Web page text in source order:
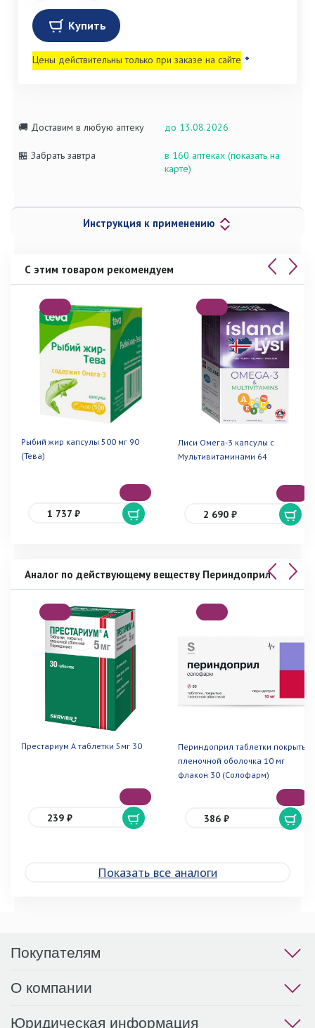
Купить
Цены действительны только при заказе на сайте *
🚚 Доставим в любую аптеку до 13.08.2026
🏪 Забрать завтра
в 160 аптеках (показать на
карте)
Инструкция к применению
С этим товаром рекомендуем
Рыбий жир капсулы 500 мг 90
(Тева)
1 737 ₽
Лиси Омега-3 капсулы с
Мультивитаминами 64
2 690 ₽
Аналог по действующему веществу Периндоприл
Престариум А таблетки 5мг 30
239 ₽
Периндоприл таблетки покрытые
пленочной оболочка 10 мг
флакон 30 (Солофарм)
386 ₽
Показать все аналоги
Покупателям
О компании
Юридическая информация